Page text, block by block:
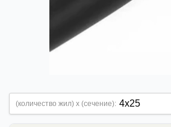
(количество жил) х (сечение):